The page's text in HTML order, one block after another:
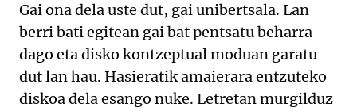
Gai ona dela uste dut, gai unibertsala. Lan
berri bati egitean gai bat pentsatu beharra
dago eta disko kontzeptual moduan garatu
dut lan hau. Hasieratik amaierara entzuteko
diskoa dela esango nuke. Letretan murgilduz